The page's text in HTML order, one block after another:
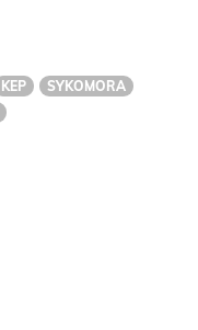
KEP
SYKOMORA